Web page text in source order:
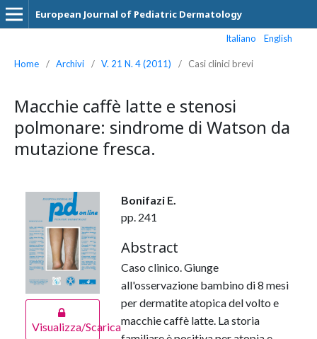
European Journal of Pediatric Dermatology
Italiano English
Home / Archivi / V. 21 N. 4 (2011) / Casi clinici brevi
Macchie caffè latte e stenosi
polmonare: sindrome di Watson da
mutazione fresca.
Visualizza/Scarica
Bonifazi E.
pp. 241
Abstract
Caso clinico. Giunge
all'osservazione bambino di 8 mesi
per dermatite atopica del volto e
macchie caffè latte. La storia